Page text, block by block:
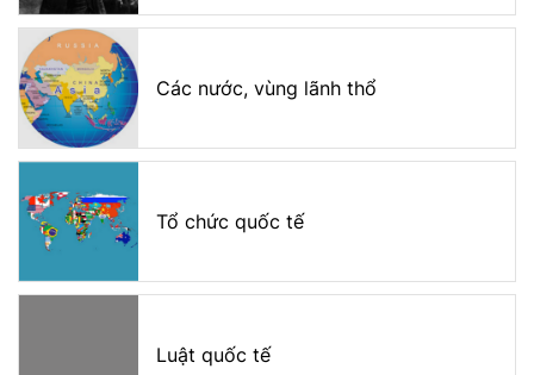
Các nước, vùng lãnh thổ
Tổ chức quốc tế
Luật quốc tế